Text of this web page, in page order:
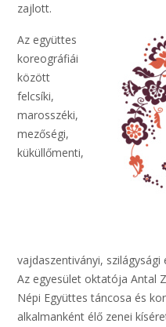
zajlott.
Az együttes
koreográfiái
között
felcsíki,
marosszéki,
mezőségi,
küküllőmenti,
vajdaszentiványi,
Az egyesület oktatója Antal
Népi Együttes táncosa és
alkalmanként élő zenei